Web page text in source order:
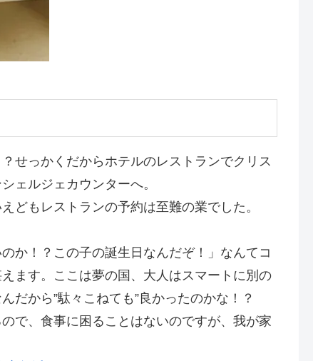
せっかくだからホテルのレストランでクリス
ェルジェカウンターへ。
どもレストランの予約は至難の業でした。
か！？この子の誕生日なんだぞ！」なんてコ
ます。ここは夢の国、大人はスマートに別の
だから”駄々こねても”良かったのかな！？
で、食事に困ることはないのですが、我が家